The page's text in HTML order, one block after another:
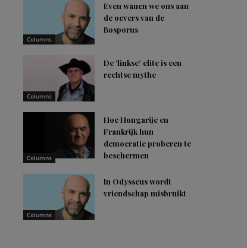
Columns
Even wanen we ons aan
de oevers van de
Bosporus
Columns
De ‘linkse’ elite is een
rechtse mythe
Columns
Hoe Hongarije en
Frankrijk hun
democratie proberen te
beschermen
Columns
In Odysseus wordt
vriendschap misbruikt